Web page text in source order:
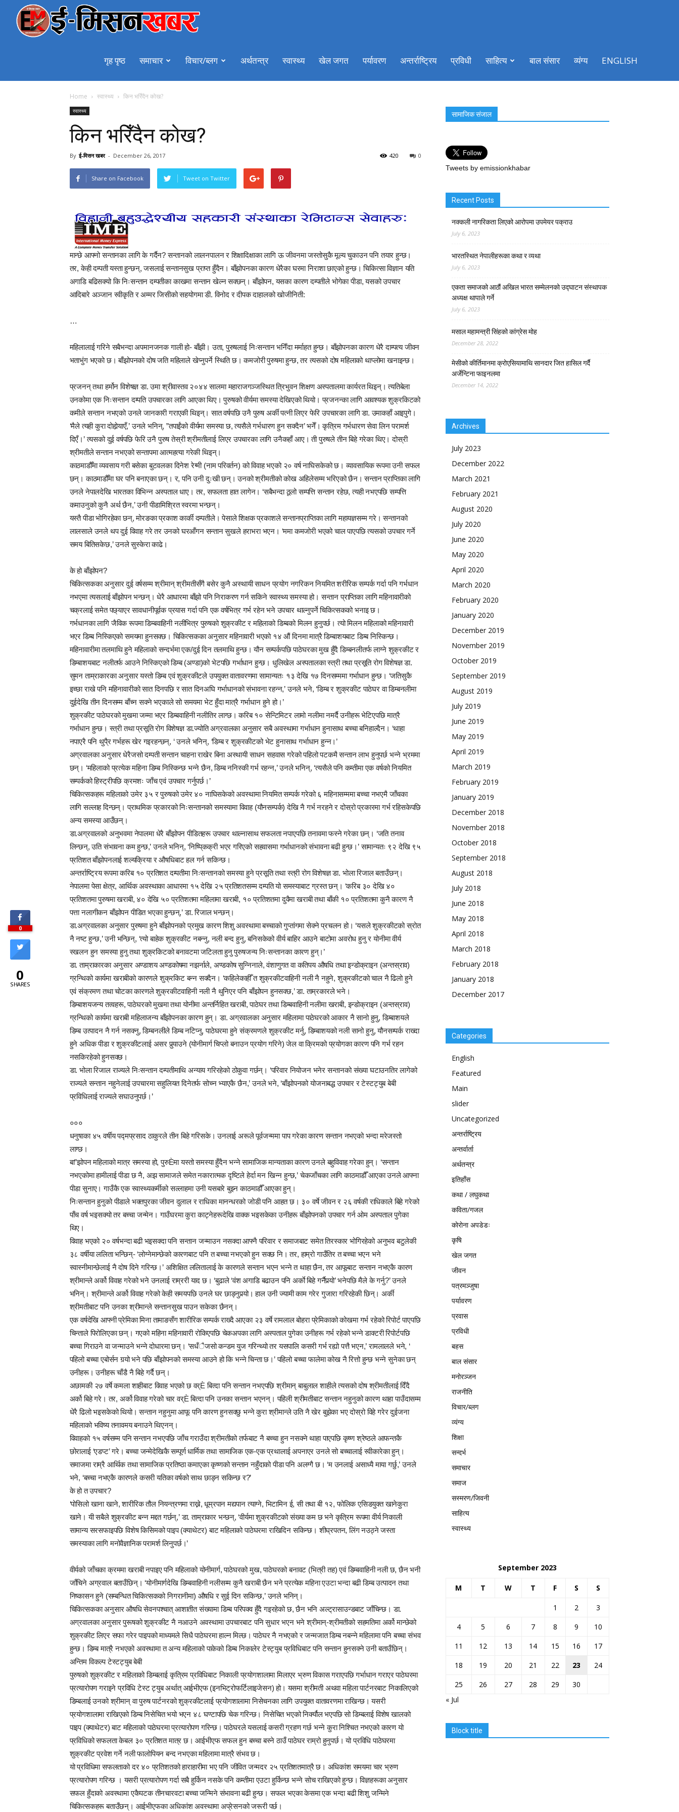
गृह पृष्ठ समाचार विचार/ब्लग अर्थतन्त्र स्वास्थ्य खेल जगत पर्यावरण अन्तर्राष्ट्रिय प्रविधी साहित्य बाल संसार व्यंग्य ENGLISH
Home स्वास्थ्य किन भरिँदैन कोख?
स्वास्थ्य
किन भरिँदैन कोख?
By ई-मिसन खबर - December 26, 2017 0
420
Share on Facebook Tweet on Twitter
मान्छे आफ्नो सन्तानका लागि के गर्दैन? सन्तानको लालनपालन र शिक्षादिक्षाका लागि ऊ जीवनमा जस्तोसुकै मूल्य चुकाउन पनि तयार हुन्छ।
तर, केही दम्पती यस्ता हुन्छन्, जसलाई सन्तानसुख प्राप्त हुँदैन। बाँझोपनका कारण धेरैका घरमा निराशा छाएको हुन्छ। चिकित्सा विज्ञान यति
अगाडि बढिसक्यो कि निःसन्तान दम्पतीका काखमा सन्तान खेल्न सक्छन्। बाँझोपन, यसका कारण दम्पतीले भोगेका पीडा, यसको उपचार
आदिबारे अञ्जान स्वीकृति र अम्मर जिसीको सहयोगमा डी. विनोद र दीपक दाहालको खोजीनिती:
…
महिलालाई गरिने सबैभन्दा अपमानजनक गाली हो- बाँझी। उता, पुरुषलाई निःसन्तान भनिँदा मर्माहत हुन्छ। बाँझोपनका कारण धेरै दाम्पत्य जीवन
भताभुंग भएको छ। बाँझोपनको दोष जति महिलाले खेप्नुपर्ने स्थिति छ। कमजोरी पुरुषमा हुन्छ, तर त्यसको दोष महिलाको थाप्लोमा खनाइन्छ।
प्रजनन् तथा हर्मोन विशेषज्ञ डा. उमा श्रीवास्तव २०४४ सालमा महाराजगञ्जस्थित त्रिभुवन शिक्षण अस्पतालमा कार्यरत थिइन्। त्यतिबेला
उनकोमा एक निःसन्तान दम्पति उपचारका लागि आएका थिए। पुरुषको वीर्यमा समस्या देखिएको थियो। प्रजनन्का लागि आवश्यक शुक्रकिटको
कमीले सन्तान नभएको उनले जानकारी गराएकी थिइन्। सात वर्षपछि उनै पुरुष अर्की पत्नी लिएर फेरि उपचारका लागि डा. उमाकहाँ आइपुगे।
‘मैले त्यही कुरा दोहोर्‍याएँ,’ उनले भनिन्, ”तपाईंको वीर्यमा समस्या छ, त्यसैले गर्भधारण हुन सक्दैन’ भनेँ। कृत्रिम गर्भधारण सेवा लिन परामर्श
दिएँ।’ त्यसको दुई वर्षपछि फेरि उनै पुरुष तेस्री श्रीमतीलाई लिएर उपचारका लागि उनैकहाँ आए। ती पुरुषले तीन बिहे गरेका थिए। दोस्री
श्रीमतीले सन्तान नभएको सन्तापमा आत्महत्या गरेकी थिइन्।
काठमाडौँमा व्यवसाय गरी बसेका बुटवलका दिनेश रेग्मी (नाम परिवर्तन) को विवाह भएको २० वर्ष नाघिसकेको छ। व्यावसायिक रूपमा उनी सफल
छन्। काठमाडौँमा घर पनि बनाएका छन्। र, पनि उनी दुःखी छन्। उनको श्रीमतीको कोख अहिलेसम्म भरिएको छैन। सन्तान प्राप्तिका लागि
उनले नेपालदेखि भारतका विभिन्न अस्पताल धाए। तर, सफलता हात लागेन। ‘सबैभन्दा ठूलो सम्पत्ति सन्तान रहेछ, त्यही नभएपछि सम्पत्ति
कमाउनुको कुनै अर्थ छैन,’ उनी पीडामिश्रित स्वरमा भन्छन्।
यस्तै पीडा भोगिरहेका छन्, मोरङका प्रकाश कार्की दम्पतीले। पेसाले शिक्षक प्रकाशले सन्तानप्राप्तिका लागि महायज्ञसम्म गरे। सन्तानको
लालसाले उनले थप दुई विवाह गरे तर उनको घरआँगन सन्तान सुखले हराभरा भएन। ‘ममा कमजोरी भएको चाल पाएपछि त्यसको उपचार गर्ने
समय बितिसकेछ,’ उनले सुस्केरा काढे।
के हो बाँझोपन?
चिकित्सकका अनुसार दुई वर्षसम्म श्रीमान् श्रीमतीसँगै बसेर कुनै अस्थायी साधन प्रयोग नगरिकन नियमित शरीरिक सम्पर्क गर्दा पनि गर्भधान
नभएमा त्यसलाई बाँझोपन भन्छन्। धेरै आधारमा बाँझो पनि निराकरण गर्न सकिने स्वास्थ्य समस्या हो। सन्तान प्राप्तिका लागि महिनावारीको
चक्रलाई समेत पछ्याएर सावधानीपूर्वक प्रयास गर्दा पनि एक वर्षभित्र गर्भ रहेन भने उपचार थाल्नुपर्ने चिकित्सकको भनाइ छ।
गर्भधानका लागि जैविक रूपमा डिम्बवाहिनी नलीभित्र पुरुषको शुक्रकीट र महिलाको डिम्बको मिलन हुनुपर्छ। त्यो मिलन महिलाको महिनावारी
भएर डिम्ब निस्किएको समयमा हुनसक्छ। चिकित्सकका अनुसार महिनावारी भएको १४ औं दिनमा मात्रै डिम्बाशयबाट डिम्ब निस्किन्छ।
महिनावारीमा तलमाथि हुने महिलाको सन्दर्भमा एक/दुई दिन तलमाथि हुन्छ। यौन सम्पर्कपछि पाठेघरका मुख हुँदै डिम्बनलीतर्फ लाग्ने शुक्रकीट र
डिम्बाशयबाट नलीतर्फ आउने निस्किएको डिम्ब (अण्डा)को भेटपछि गर्भाधान हुन्छ। धुलिखेल अस्पतालका स्त्री तथा प्रसूति रोग विशेषज्ञ डा.
सुमन ताम्राकारका अनुसार यस्तो डिम्ब एवं शुक्रकीटले उपयुक्त वातावरणमा सामान्यतः १३ देखि १७ दिनसम्ममा गर्भाधान हुन्छ। ‘जतिसुकै
इच्छा राखे पनि महिनावारीको सात दिनपछि र सात दिनअघि गर्भाधानको संभावना रहन्न,’ उनले भने, ‘डिम्ब र शुक्रकीट पाठेघर वा डिम्बनलीमा
दुईदेखि तीन दिनसम्म बाँच्न सक्ने भएकाले सो समयमा भेट हुँदा मात्रै गर्भाधान हुने हो।’
शुक्रकीट पाठेघरको मुखमा जम्मा भएर डिम्बवाहिनी नलीतिर लाग्छ। करिब १० सेन्टिमिटर लामो नलीमा नमर्दै उनीहरू भेटिएपछि मात्रै
गर्भाधान हुन्छ। स्त्री तथा प्रसूति रोग विशेषज्ञ डा.ज्योति अग्रवालका अनुसार सबै अवस्थामा गर्भाधान हुनासाथ बच्चा बनिहाल्दैन। ‘थाहा
नपाएरै पनि थुपै्र गर्भहरू खेर गइरहन्छन्, ‘ उनले भनिन्, ‘डिम्ब र शुक्रकीटको भेट हुनासाथ गर्भाधान हुन्न।’
अग्रवालका अनुसार धेरैजसो दम्पती सन्तान चाहना राखेर बिना अस्थायी साधन सहवास गरेको पहिलो पटकमै सन्तान लाभ हुनुपर्छ भन्ने भ्रममा
छन्। ‘महिलाको प्रत्येक महिना डिम्ब निस्किन्छ भन्ने छैन, डिम्ब ननिस्की गर्भ रहन्न,’ उनले भनिन्, ‘त्यसैले पनि कम्तीमा एक वर्षको नियमित
सम्पर्कको हिस्ट्रीपछि क्रमशः जाँच एवं उपचार गर्नुपर्छ।’
चिकित्सकहरू महिलाको उमेर ३५ र पुरुषको उमेर ४० नाघिसकेको अवस्थामा नियमित सम्पर्क गरेको ६ महिनासम्ममा बच्चा नभएमै जाँचका
लागि सल्लाह दिन्छन्। प्राथमिक प्रकारको निःसन्तानको समस्यामा विवाह (यौनसम्पर्क) देखि नै गर्भ नरहने र दोस्रो प्रकारमा गर्भ रहिसकेपछि
अन्य समस्या आउँछन्।
डा.अग्रवालको अनुभवमा नेपालमा धेरै बाँझोपन पीडितहरू उपचार थाल्नासाथ सफलता नपाएपछि तनावमा फस्ने गरेका छन्। ‘जति तनाव
लिन्छन्, उति संभावना कम हुन्छ,’ उनले भनिन्, ‘निष्पि्कक्री भएर गरिएको सहवासमा गर्भाधानको संभावना बढी हुन्छ।’ सामान्यतः ९२ देखि ९५
प्रतिशत बाँझोपनलाई शल्यक्रिया र औषधिबाट हल गर्न सकिन्छ।
अन्तर्राष्ट्रिय रूपमा करिब १० प्रतिशत दम्पतीमा निःसन्तानको समस्या हुने प्रसूति तथा स्त्री रोग विशेषज्ञ डा. भोला रिजाल बताउँछन्।
नेपालमा पेसा क्षेत्र, आर्थिक अवस्थाका आधारमा १५ देखि २५ प्रतिशतसम्म दम्पति यो समस्याबाट ग्रस्त छन्। ‘करिब ३० देखि ४०
प्रतिशतमा पुरुषमा खराबी, ४० देखि ५० प्रतिशतमा महिलामा खराबी, १० प्रतिशतमा दुवैमा खराबी तथा बाँकी १० प्रतिशतमा कुनै कारण नै
पत्ता नलागीकन बाँझोपन पीडित भएका हुन्छन्,’ डा. रिजाल भन्छन्।
डा.अग्रवालका अनुसार पुरुषमा हुने बाँझोपनको प्रमुख कारण शिशु अवस्थामा बच्चाको गुप्तांगमा सेक्ने प्रचलन हो। ‘यसले शुक्रकीटको स्रोत
नै नष्ट हुन्छ,’ उनी भन्छिन्, ‘त्यो बाहेक शुक्रकीट नबन्नु, नली बन्द हुनु, बनिसकेको वीर्य बाहिर आउने बाटोमा अवरोध हुनु र योनीमा वीर्य
स्खलन हुन समस्या हुनु तथा शुक्रकिटको बनावटमा जटिलता हुनु पुरुषजन्य निःसन्तानका कारण हुन्।’
डा. ताम्राकारका अनुसार अण्डाशय अण्डकोषमा नझर्नाले, अण्डकोष सुन्निनाले, वंशाणुगत वा कतिपय औषधि तथा इन्डोक्राइन (अन्तस्राव)
ग्रन्थिको कार्यमा खराबीको कारणले शुक्रकिट बन्न सक्दैन। ‘कहिलेकाहीँ त शुक्रकीटवाहिनी नली नै नहुने, शुक्रकीटको चाल नै ढिलो हुने
एवं संक्रमण तथा चोटका कारणले शुक्रकीटवाहिनी नली नै थुनिएर पनि बाँझोपन हुनसक्छ,’ डा. ताम्रकारले भने।
डिम्बाशयजन्य तत्वहरू, पाठेघरको मुखमा तथा योनीमा अन्तर्निहित खराबी, पाठेघर तथा डिम्बवाहिनी नलीमा खराबी, इन्डोक्राइन (अन्तस्राव)
ग्रन्थिको कार्यमा खराबी महिलाजन्य बाँझोपनका कारण हुन्। डा. अग्रवालका अनुसार महिलामा पाठेघरको आकार नै सानो हुनु, डिम्बाशयले
डिम्ब उत्पादन नै गर्न नसक्नु, डिम्बनलीले डिम्ब नटिप्नु, पाठेघरमा हुने संक्रमणले शुक्रकीट मर्नु, डिम्बाशयको नली सानो हुनु, यौनसम्पर्क राख्दा
हुने अधिक पीडा र शुक्रकीटलाई असर पुर्‍याउने (योनीमार्ग चिप्लो बनाउन प्रयोग गरिने) जेल वा क्रिमको प्रयोगका कारण पनि गर्भ रहन
नसकिरहेको हुनसक्छ।
डा. भोला रिजाल राज्यले निःसन्तान दम्पतीमाथि अन्याय गरिरहेको ठोकुवा गर्छन्। ‘परिवार नियोजन भनेर सन्तानको संख्या घटाउनतिर लागेको
राज्यले सन्तान नहुनेलाई उपचारमा सहुलियत दिनेतर्फ सोच्न भ्याएकै छैन,’ उनले भने, ‘बाँझोपनको योजनाबद्ध उपचार र टेस्टट्युब बेबी
प्रविधिलाई राज्यले सघाउनुपर्छ।’
०००
धनुषाका ४५ वर्षीय पद्मप्रसाद ठाकुरले तीन बिहे गरिसके। उनलाई अरूले पूर्वजन्ममा पाप गरेका कारण सन्तान नभएको भन्दा मरेजस्तो
लाग्छ।
बा”झोपन महिलाको मात्र समस्या हो, पुरुÈमा यस्तो समस्या हुँदैन भन्ने सामाजिक मान्यताका कारण उनले बहुविवाह गरेका हुन्। ‘सन्तान
नभएकोमा हामीलाई पीडा छ नै, अझ सामाजले समेत नकारात्मक दृष्टिले हेर्दा मन खिन्न हुन्छ,’ चेकजाँचका लागि काठमाडौँ आएका उनले आफ्ना
पीडा सुनाए। गाउँकै एक स्वास्थ्यकर्मीको सल्लाहमा उनी यसबारे बुझ्न काठमाडौँ आएका हुन्।
निःसन्तान हुनुको पीडाले भक्तपुरका जीवन दुलाल र राधिका मानन्धरको जोडी पनि आहत छ। ३० वर्षे जीवन र २६ वर्षकी राधिकाले बिहे गरेको
पाँच वर्ष भइसक्यो तर बच्चा जन्मेन। गाउँघरमा कुरा काट्नेहरूदेखि वाक्क भइसकेका उनीहरू बाँझोपनको उपचार गर्न ओम अस्पताल पुगेका
थिए।
विवाह भएको २० वर्षभन्दा बढी भइसक्दा पनि सन्तान जन्माउन नसक्दा आफ्नै परिवार र समाजबाट समेत तिरस्कार भोगिरहेको अनुभव बटुलेकी
३८ वर्षीया ललिता भन्छिन्- ‘लोग्नेमान्छेको कारणबाट पनि त बच्चा नभएको हुन सक्छ नि। तर, हाम्रो गाउँतिर त बच्चा भएन भने
स्वास्नीमान्छेलाई नै दोष दिने गरिन्छ।’ अशिक्षित ललितालाई के कारणले सन्तान भएन भन्ने त थाहा छैन, तर आफूबाट सन्तान नभएकै कारण
श्रीमान्ले अर्को विवाह गरेको भने उनलाई राम्ररी याद छ। ‘बुढाले ‘वंश अगाडि बढाउन पनि अर्काे बिहे गर्नैपर्‍यो’ भनेपछि मैले के गर्नु?’ उनले
भनिन्। श्रीमान्ले अर्को विवाह गरेको केही समयपछि उनले घर छाड्नुपर्‍यो। हाल उनी ज्यामी काम गरेर गुजारा गरिरहेकी छिन्। अर्की
श्रीमतीबाट पनि उनका श्रीमान्ले सन्तानसुख पाउन सकेका छैनन्।
एक वर्षदेखि आफ्नी प्रेमिका मिना तामाङसँग शारीरिक सम्पर्क राख्दै आएका २३ वर्षे रामलाल बोहरा प्रेमिकाको कोखमा गर्भ रहेको रिपोर्ट पाएपछि
चिन्ताले पिरोलिएका छन्। गएको महिना महिनावारी रोकिएपछि चेकअपका लागि अस्पताल पुगेका उनीहरू गर्भ रहेको भन्ने डाक्टरी रिपोर्टपछि
बच्चा गिराउने वा जन्माउने भन्ने दोधारमा छन्। ‘सधँैजसो कन्डम युज गरिन्थ्यो तर यसपालि कसरी गर्भ रह्यो पत्तै भएन,’ रामलालले भने, ‘
पहिलो बच्चा एबोर्सन गर्‍यो भने पछि बाँझोपनको समस्या आउने हो कि भन्ने चिन्ता छ।’ पहिलो बच्चा फालेमा कोख नै रित्तो हुन्छ भन्ने सुनेका छन्
उनीहरू। उनीहरू चाँडै नै बिहे गर्दै छन्।
अछामकी २७ वर्षे कमला शाहीबाट विवाह भएको छ वर्È बित्दा पनि सन्तान नभएपछि श्रीमान् बाबुलाल शाहीले त्यसको दोष श्रीमतीलाई दिँदै
अर्को बिहे गरे। तर, अर्को विवाह गरेको चार वर्È बित्दा पनि उनका सन्तान भएनन्। पहिली श्रीमतीबाट सन्तान नहुनुको कारण थाहा पाउँदासम्म
धेरै ढिलो भइसकेको थियो। सन्तान नहुनुमा आफू पनि कारण हुनसक्छु भन्ने कुरा श्रीमान्ले उति नै खेर बुझेका भए दोस्रो विहे गरेर दुईजना
महिलाको भविष्य तनावमय बनाउने थिएनन्।
विवाहको १५ वर्षसम्म पनि सन्तान नभएपछि जाँच गराउँदा श्रीमतीको तर्फबाट नै बच्चा हुन नसक्ने थाहा पाएपछि कृष्ण श्रेष्ठले आफन्तकै
छोरालाई ‘एडप्ट’ गरे। बच्चा जन्मेदेखिकै सम्पूर्ण धार्मिक तथा सामाजिक एक-एक प्रथालाई अपनाएर उनले सो बच्चालाई स्वीकारेका हुन्।
समाजमा राम्रै आर्थिक तथा सामाजिक प्रतिष्ठा कमाएका कृष्णको सन्तान नहुँदाको पीडा पनि अलग्गै छ। ‘म उनलाई असाध्यै माया गर्छु,’ उनले
भने, ‘बच्चा नभएकै कारणले कसरी यतिका वर्षको साथ छाड्न सकिन्छ र?’
के हो त उपचार?
‘पोसिलो खाना खाने, शारीरिक तौल नियन्त्रणमा राख्ने, धूम्रपान मद्यपान त्याग्ने, भिटामिन ई, सी तथा बी १२, फोलिक एसिडयुक्त खानेकुरा
खाने। यी सबैले शुक्रकीट बन्न मद्दत गर्छन्,’ डा. ताम्राकार भन्छन्, ‘वीर्यमा शुक्रकीटको संख्या कम छ भने कृत्रिम रूपमा वीर्य निकाली
सामान्य सरसफाइपछि विशेष किसिमको पाइप (क्याथेटर) बाट महिलाको पाठेघरमा राखिदिन सकिन्छ। शीघ्रपतन, लिंग नउठ्ने जस्ता
समस्याका लागि मनोवैज्ञानिक परामर्श लिनुपर्छ।’
वीर्यको जाँचका क्रममा खराबी नपाइए पनि महिलाको योनीमार्ग, पाठेघरको मुख, पाठेघरको बनावट (भित्री तह) एवं डिम्बवाहिनी नली छ, छैन भनी
जाँचिने अग्रवाल बताउँछिन्। ‘योनीमार्गदेखि डिम्बवाहिनी नलीसम्म कुनै खराबी छैन भने प्रत्येक महिना एउटा भन्दा बढी डिम्ब उत्पादन तथा
निष्कासन हुने (सम्बन्धित चिकित्सकको निगरानीमा) औषधि र सुई दिन सकिन्छ,’ उनले भनिन्।
चिकित्सकका अनुसार औषधि सेवनपश्चात् आशातीत संख्यामा डिम्ब परिपक्व हुँदै गइरहेको छ, छैन भनि अल्ट्रासाउन्डबाट जाँचिन्छ। डा.
अग्रवालका अनुसार पुरूषको शुक्रकीट नै नआउने अवस्थामा उपचारबाट पनि सुधार भएन भने श्रीमान्-श्रीमतीको सहमतिमा अर्को मान्छेको
शुक्रकीट लिएर सफा गरेर पाइपको माध्यमले सिधै पाठेघरमा हाल्न मिल्छ। पाठेघर नै नभएको र जन्मजात डिम्ब नबन्ने महिलामा पनि बच्चा संभव
हुन्छ। डिम्ब मात्रै नभएको अवस्थामा त अन्य महिलाको पाकेको डिम्ब निकालेर टेस्ट्युब प्रविधिबाट पनि सन्तान हुनसक्ने उनी बताउँछिन्।
अन्तिम विकल्प टेस्टट्युब बेबी
पुरुषको शुक्रकीट र महिलाको डिम्बलाई कृत्रिम प्रविधिबाट निकाली प्रयोगशालामा मिलाएर भ्रुण विकास गराएपछि गर्भाधान गराएर पाठेघरमा
प्रत्यारोपण गराइने प्रविधि टेस्ट ट्युब अर्थात् आईभीएफ (इनभिट्रोफर्टिलाइजेसन) हो। यसमा श्रीमती अथवा महिला पार्टनरबाट निकालिएको
डिम्बलाई उनको श्रीमान् वा पुरुष पार्टनरको शुक्रकीटलाई प्रयोगशालामा निसेचनका लागि उपयुक्त वातावरणमा राखिन्छ। यसरी
प्रयोगशालामा राखिएको डिम्ब निसेचित भयो भएन ४८ घण्टापछि चेक गरिन्छ। निसेचित भएको निर्क्यौल भएपछि सो डिम्बलाई विशेष खालको
पाइप (क्याथेटर) बाट महिलाको पाठेघरमा प्रत्यारोपण गरिन्छ। पाठेघरले यसलाई कसरी ग्रहण गर्छ भन्ने कुरा निश्चित नभएको कारण यो
प्रविधिको सफलता केबल ३० प्रतिशत मात्र छ। आईभीएफ सफल हुन बच्चा बस्ने ठाउँ पाठेघर राम्रो हुनुपर्छ। यो प्रविधि पाठेघरमा
शुक्रकीट प्रवेश गर्ने नली फालोपियन बन्द नभएका महिलामा मात्रै संभव छ।
यो प्रविधिमा सफलताको दर ४० प्रतिशतको हाराहारीमा भए पनि जीवित जन्मदर २५ प्रतिशतमात्रै छ। अधिकांश समयमा चार भ्रुण
प्रत्यारोपण गरिन्छ । यसरी प्रत्यारोपण गर्दा सबै हुर्किन नसके पनि कम्तीमा एउटा हुर्किन्छ भन्ने सोच राखिएको हुन्छ। विज्ञहरूका अनुसार
सफल हुँदाको अवस्थामा एकैपटक तीनचारवटा बच्चा जन्मिने संभावना बढी हुन्छ। सफल भएका केसमा एक भन्दा बढी शिशु जन्मिने
चिकित्सकहरू बताउँछन्। आईभीएफका अधिकांश अवस्थामा अप्रेसनको जरूरी पर्छ।
सामाजिक संजाल
Tweets by emissionkhabar
Recent Posts
नक्कली नागरिकता लिएको आरोपमा उपमेयर पक्राउ
July 6, 2023
भारतस्थित नेपालीहरूका कथा र व्यथा
July 6, 2023
एकता समाजको आठौं अखिल भारत सम्मेलनको उद्घाटन संस्थापक
अध्यक्ष थापाले गर्ने
July 6, 2023
मसाल महामन्त्री सिंहको कांग्रेस मोह
December 28, 2022
मेसीको कीर्तिमानमा क्रोएसियामाथि सानदार जित हासिल गर्दै
अर्जेन्टिना फाइनलमा
December 14, 2022
Archives
July 2023
December 2022
March 2021
February 2021
August 2020
July 2020
June 2020
May 2020
April 2020
March 2020
February 2020
January 2020
December 2019
November 2019
October 2019
September 2019
August 2019
July 2019
June 2019
May 2019
April 2019
March 2019
February 2019
January 2019
December 2018
November 2018
October 2018
September 2018
August 2018
July 2018
June 2018
May 2018
April 2018
March 2018
February 2018
January 2018
December 2017
Categories
English
Featured
Main
slider
Uncategorized
अन्तर्राष्ट्रिय
अन्तर्वार्ता
अर्थतन्त्र
इतिहाँस
कथा / लघुकथा
कविता/गजल
काेराेना अपडेडः
कृषि
खेल जगत
जीवन
पत्रमञ्जुषा
पर्यावरण
प्रवास
प्रविधी
बहस
बाल संसार
मनोरञ्जन
राजनीति
विचार/ब्लग
व्यंग्य
शिक्षा
सन्दर्भ
समाचार
समाज
सस्मरण/जिवनी
साहित्य
स्वास्थ्य
September 2023
M T W T F S S
1 2
3
4
5 6 7 8 9
10
11
12 13 14 15 16
17
18
19 20 21 22 23
24
25
26 27 28 29
30
« Jul
Block title
0
0
SHARES